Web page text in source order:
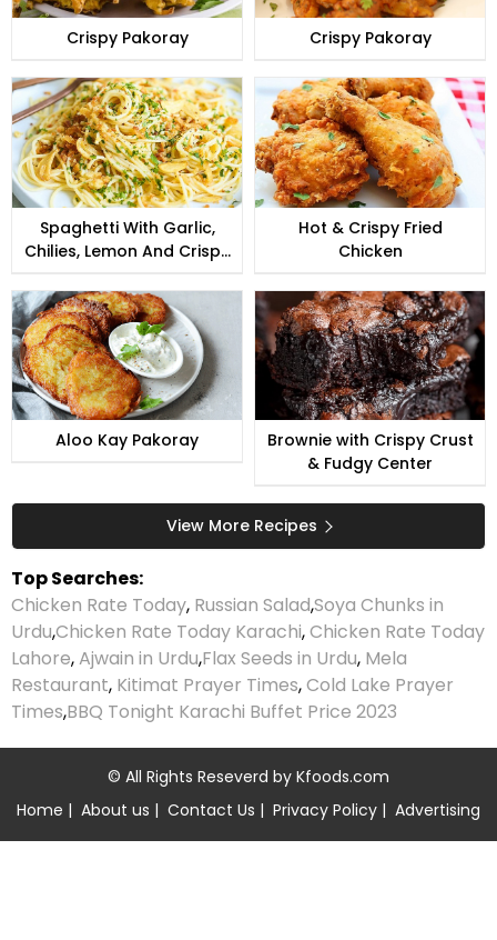
Crispy Pakoray Crispy Pakoray
Spaghetti With Garlic,
Chilies, Lemon And Crispy
Hot & Crispy Fried
Chicken
Aloo Kay Pakoray
Brownie with Crispy Crust
& Fudgy Center
View More Recipes
Top Searches:
Chicken Rate Today, Russian Salad,Soya Chunks in
Urdu,Chicken Rate Today Karachi,Chicken Rate Today
Lahore,Ajwain in Urdu,Flax Seeds in Urdu, Mela
Restaurant, Kitimat Prayer Times,Cold Lake Prayer
Times,BBQ Tonight Karachi Buffet Price 2023
© All Rights Reseverd by Kfoods.com
Home | About us | Contact Us | Privacy Policy | Advertising